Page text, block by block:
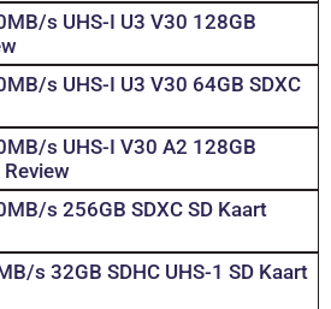
s UHS-I U3 V30 128GB
s UHS-I U3 V30 64GB SDXC
s UHS-I V30 A2 128GB
Review
s 256GB SDXC SD Kaart
s 32GB SDHC UHS-1 SD Kaart